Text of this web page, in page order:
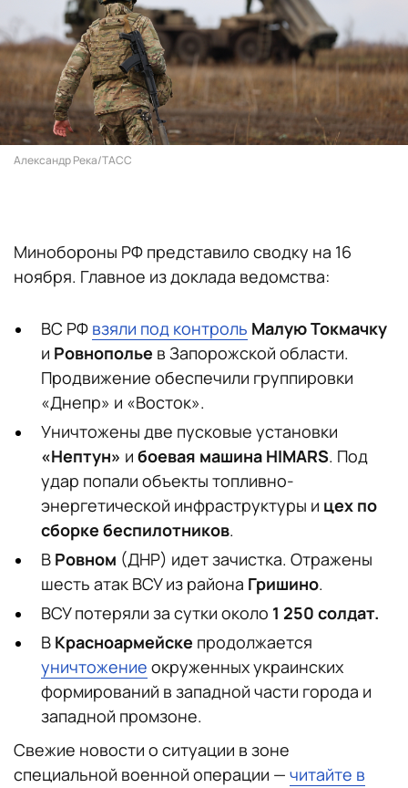
Александр Река/ТАСС
Минобороны РФ представило сводку на 16
ноября. Главное из доклада ведомства:
ВС РФ взяли под контроль Малую Токмачку
и Ровнополье в Запорожской области.
Продвижение обеспечили группировки
«Днепр» и «Восток».
Уничтожены две пусковые установки
«Нептун» и боевая машина HIMARS. Под
удар попали объекты топливно-
энергетической инфраструктуры и цех по
сборке беспилотников.
В Ровном (ДНР) идет зачистка. Отражены
шесть атак ВСУ из района Гришино.
ВСУ потеряли за сутки около 1 250 солдат.
В Красноармейске продолжается
уничтожение окруженных украинских
формирований в западной части города и
западной промзоне.
Свежие новости о ситуации в зоне
специальной военной операции — читайте в